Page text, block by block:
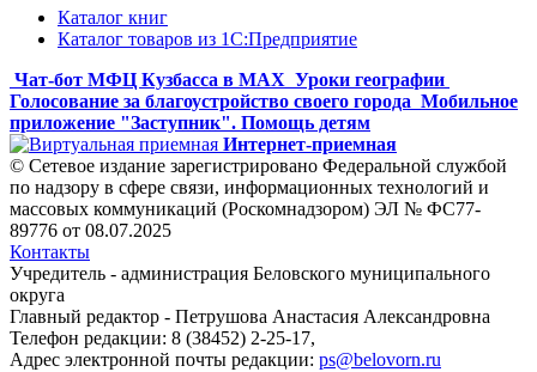
Каталог книг
Каталог товаров из 1С:Предприятие
Чат-бот МФЦ Кузбасса в MAX Уроки географии
Голосование за благоустройство своего города Мобильное
приложение "Заступник". Помощь детям
Интернет-приемная
© Сетевое издание зарегистрировано Федеральной службой
по надзору в сфере связи, информационных технологий и
массовых коммуникаций (Роскомнадзором) ЭЛ № ФС77-
89776 от 08.07.2025
Контакты
Учредитель - администрация Беловского муниципального
округа
Главный редактор - Петрушова Анастасия Александровна
Телефон редакции: 8 (38452) 2-25-17,
Адрес электронной почты редакции: ps@belovorn.ru